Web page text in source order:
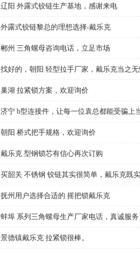
辽阳 外露式铰链生产基地，感谢来电
外露式铰链黎总的理想选择-戴乐克
郴州 三角螺母咨询电话，立足市场
找好的，朝阳 轻型拉手厂家，戴乐克当之
巢湖 拉紧锁方案，欢迎询价
济宁 b型连接件，让每一位袁总都能受骗上
朝阳 桥式把手规格，欢迎询价
戴乐克 型钢锁芯有信心再次订购
买韶关 不锈钢 铰链其实很简单，戴乐克既
抚州用户选择合适的 摇把锁戴乐克
蚌埠 系列三角螺母生产厂家电话，真诚服务
景德镇戴乐克 拉紧锁很棒。